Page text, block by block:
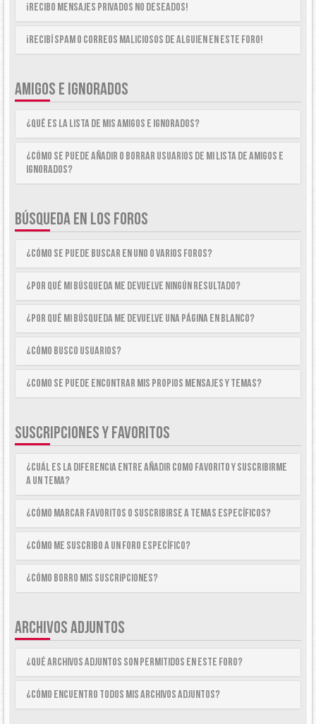
¡Recibo mensajes privados no deseados!
¡Recibí spam o correos maliciosos de alguien en este foro!
AMIGOS E IGNORADOS
¿Qué es la lista de Mis Amigos e Ignorados?
¿Cómo se puede añadir o borrar usuarios de mi lista de Amigos e
Ignorados?
BÚSQUEDA EN LOS FOROS
¿Cómo se puede buscar en uno o varios foros?
¿Por qué mi búsqueda me devuelve ningún resultado?
¿Por qué mi búsqueda me devuelve una página en blanco?
¿Cómo busco usuarios?
¿Como se puede encontrar mis propios mensajes y temas?
SUSCRIPCIONES Y FAVORITOS
¿Cuál es la diferencia entre añadir como Favorito y suscribirme
a un tema?
¿Cómo marcar Favoritos o suscribirse a temas específicos?
¿Cómo me suscribo a un foro específico?
¿Cómo borro mis suscripciones?
ARCHIVOS ADJUNTOS
¿Qué archivos adjuntos son permitidos en este foro?
¿Cómo encuentro todos mis archivos adjuntos?